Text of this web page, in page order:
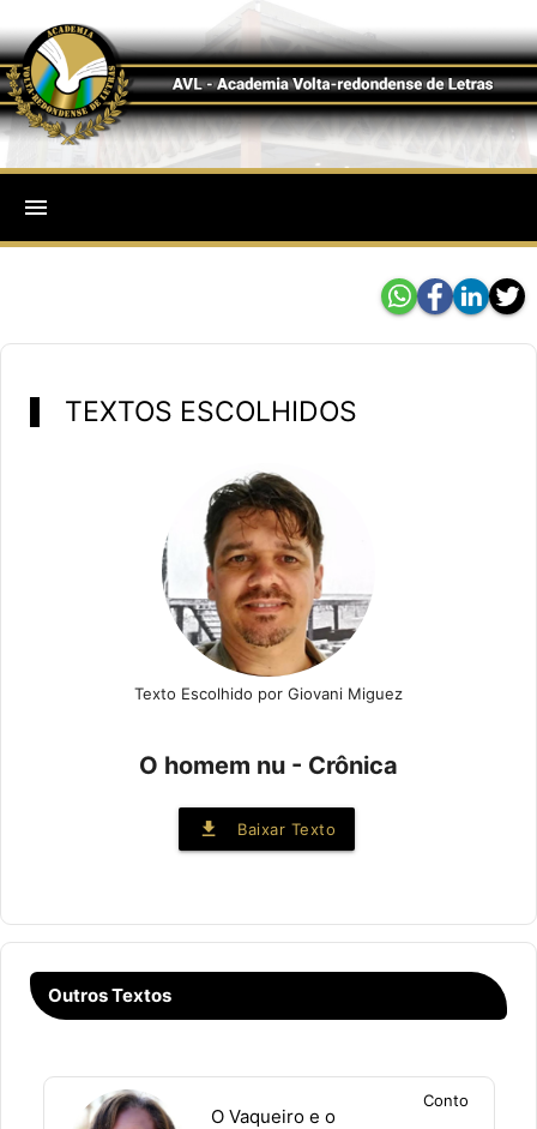
menu
TEXTOS ESCOLHIDOS
Texto Escolhido por Giovani Miguez
O homem nu - Crônica
file_download Baixar Texto
Outros Textos
Conto
O Vaqueiro e o